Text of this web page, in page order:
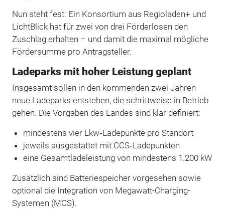
Nun steht fest: Ein Konsortium aus Regioladen+ und
LichtBlick hat für zwei von drei Förderlosen den
Zuschlag erhalten – und damit die maximal mögliche
Fördersumme pro Antragsteller.
Ladeparks mit hoher Leistung geplant
Insgesamt sollen in den kommenden zwei Jahren
neue Ladeparks entstehen, die schrittweise in Betrieb
gehen. Die Vorgaben des Landes sind klar definiert:
mindestens vier Lkw‑Ladepunkte pro Standort
jeweils ausgestattet mit CCS‑Ladepunkten
eine Gesamtladeleistung von mindestens 1.200 kW
Zusätzlich sind Batteriespeicher vorgesehen sowie
optional die Integration von Megawatt-Charging-
Systemen (MCS).